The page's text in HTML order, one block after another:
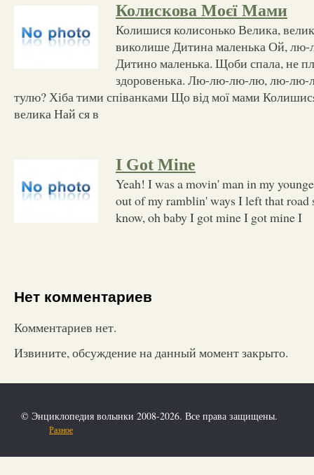
Колискова Моєї Мами
Колишися колисонько Велика,
виколише Дитина маленька Ой,
Дитино маленька. Щоби спала, не
здоровенька. Лю-лю-лю-лю, лю-лю-
тулю? Хіба тими співанками Що від мої мами
велика Най ся в
I Got Mine
Yeah! I was a movin' man in my
out of my ramblin' ways I left that road
know, oh baby I got mine I got mine I
Нет комментариев
Комментариев нет.
Извините, обсуждение на данный момент закрыто.
© Энциклопедия волынки 2008-2026. Все права защищены.
Разное